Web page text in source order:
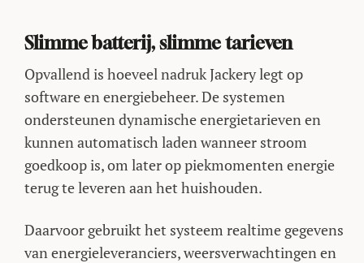
Slimme batterij, slimme tarieven
Opvallend is hoeveel nadruk Jackery legt op
software en energiebeheer. De systemen
ondersteunen dynamische energietarieven en
kunnen automatisch laden wanneer stroom
goedkoop is, om later op piekmomenten energie
terug te leveren aan het huishouden.
Daarvoor gebruikt het systeem realtime gegevens
van energieleveranciers, weersverwachtingen en